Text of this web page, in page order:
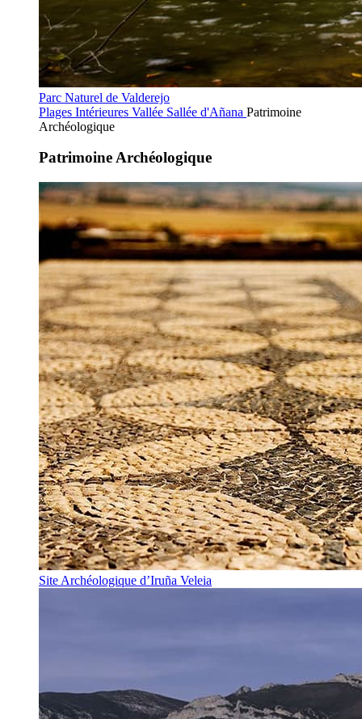
Parc Naturel de Valderejo
Plages Intérieures Vallée Sallée d'Añana Patrimoine
Archéologique
Patrimoine Archéologique
Site Archéologique d’Iruña Veleia